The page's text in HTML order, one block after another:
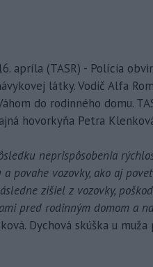
apríla (TASR) - Polícia
látky. Vodič Alfa
do rodinného domu.
hovorkyňa Petra
neprispôsobenia
povahe vozovky, ako aj
zišiel z vozovky,
pred rodinným domom a
Dychová skúška u